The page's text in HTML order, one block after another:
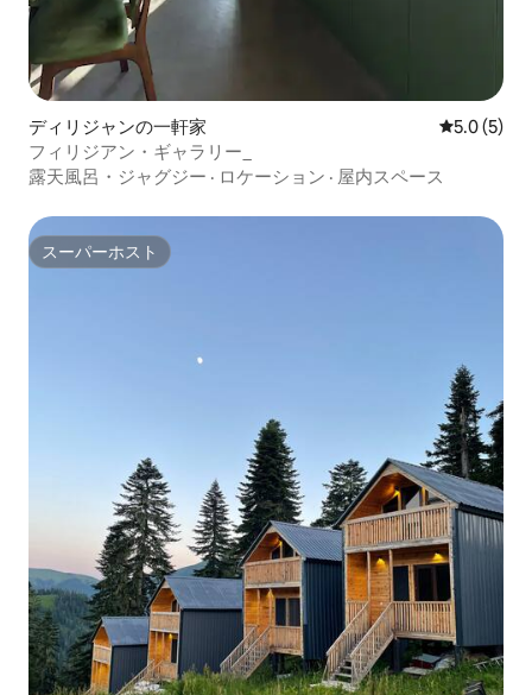
ディリジャンの一軒家 レビュー5
5.0 (5)
フィリジアン・ギャラリー_
露天風呂・ジャグジー · ロケーション · 屋内スペース
スーパーホスト
スーパーホスト